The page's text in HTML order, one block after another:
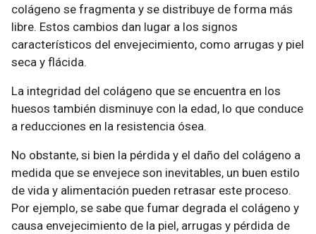
colágeno se fragmenta y se distribuye de forma más
libre. Estos cambios dan lugar a los signos
característicos del envejecimiento, como arrugas y piel
seca y flácida.
La integridad del colágeno que se encuentra en los
huesos también disminuye con la edad, lo que conduce
a reducciones en la resistencia ósea.
No obstante, si bien la pérdida y el daño del colágeno a
medida que se envejece son inevitables, un buen estilo
de vida y alimentación pueden retrasar este proceso.
Por ejemplo, se sabe que fumar degrada el colágeno y
causa envejecimiento de la piel, arrugas y pérdida de